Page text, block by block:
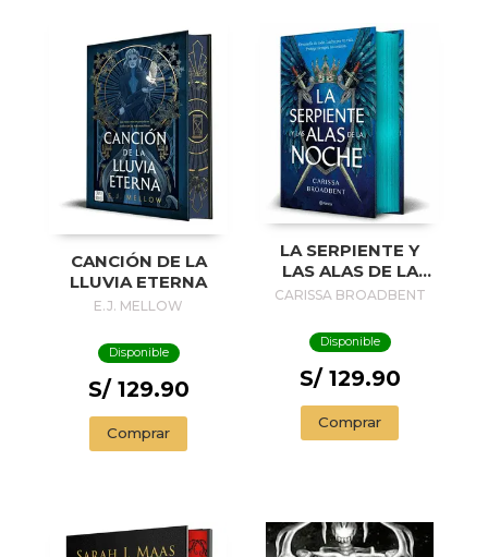
CANCIÓN DE LA
LLUVIA ETERNA
E.J. MELLOW
Disponible
S/ 129.90
Comprar
LA SERPIENTE Y
LAS ALAS DE LA
NOCHE (EDICIÓN
CARISSA BROADBENT
Disponible
S/ 129.90
Comprar